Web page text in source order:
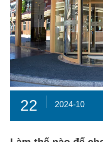
22 2024-10